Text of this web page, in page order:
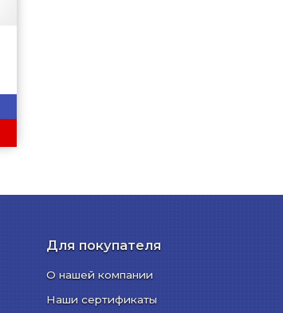
Для покупателя
О нашей компании
Наши сертификаты